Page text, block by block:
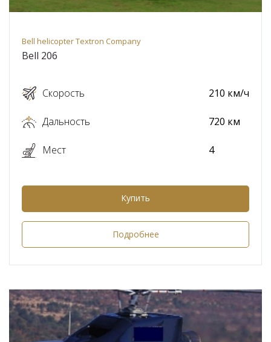
Bell helicopter Textron Company
Bell 206
Скорость
Дальность
Мест
210 км/ч
720 км
4
Купить
Подробнее